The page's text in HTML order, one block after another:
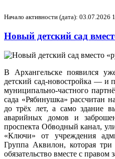
Начало активности (дата): 03.07.2026
Новый детский сад
В Архангельске появился
детский сад-новостройка — и
муниципально-частного
сада «Рябинушка» рассчитан
до трёх лет, а само здание
аварийных домов и
проспекта Обводный канал,
«Ключи» от учреждения
Группа Аквилон, которая три
обязательство вместе с правом